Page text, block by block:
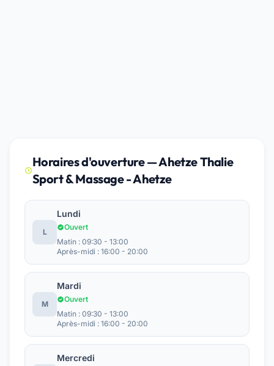
Horaires d'ouverture — Ahetze Thalie
Sport & Massage - Ahetze
L
Lundi
Ouvert
Matin : 09:30 - 13:00
Après-midi : 16:00 - 20:00
M
Mardi
Ouvert
Matin : 09:30 - 13:00
Après-midi : 16:00 - 20:00
Mercredi